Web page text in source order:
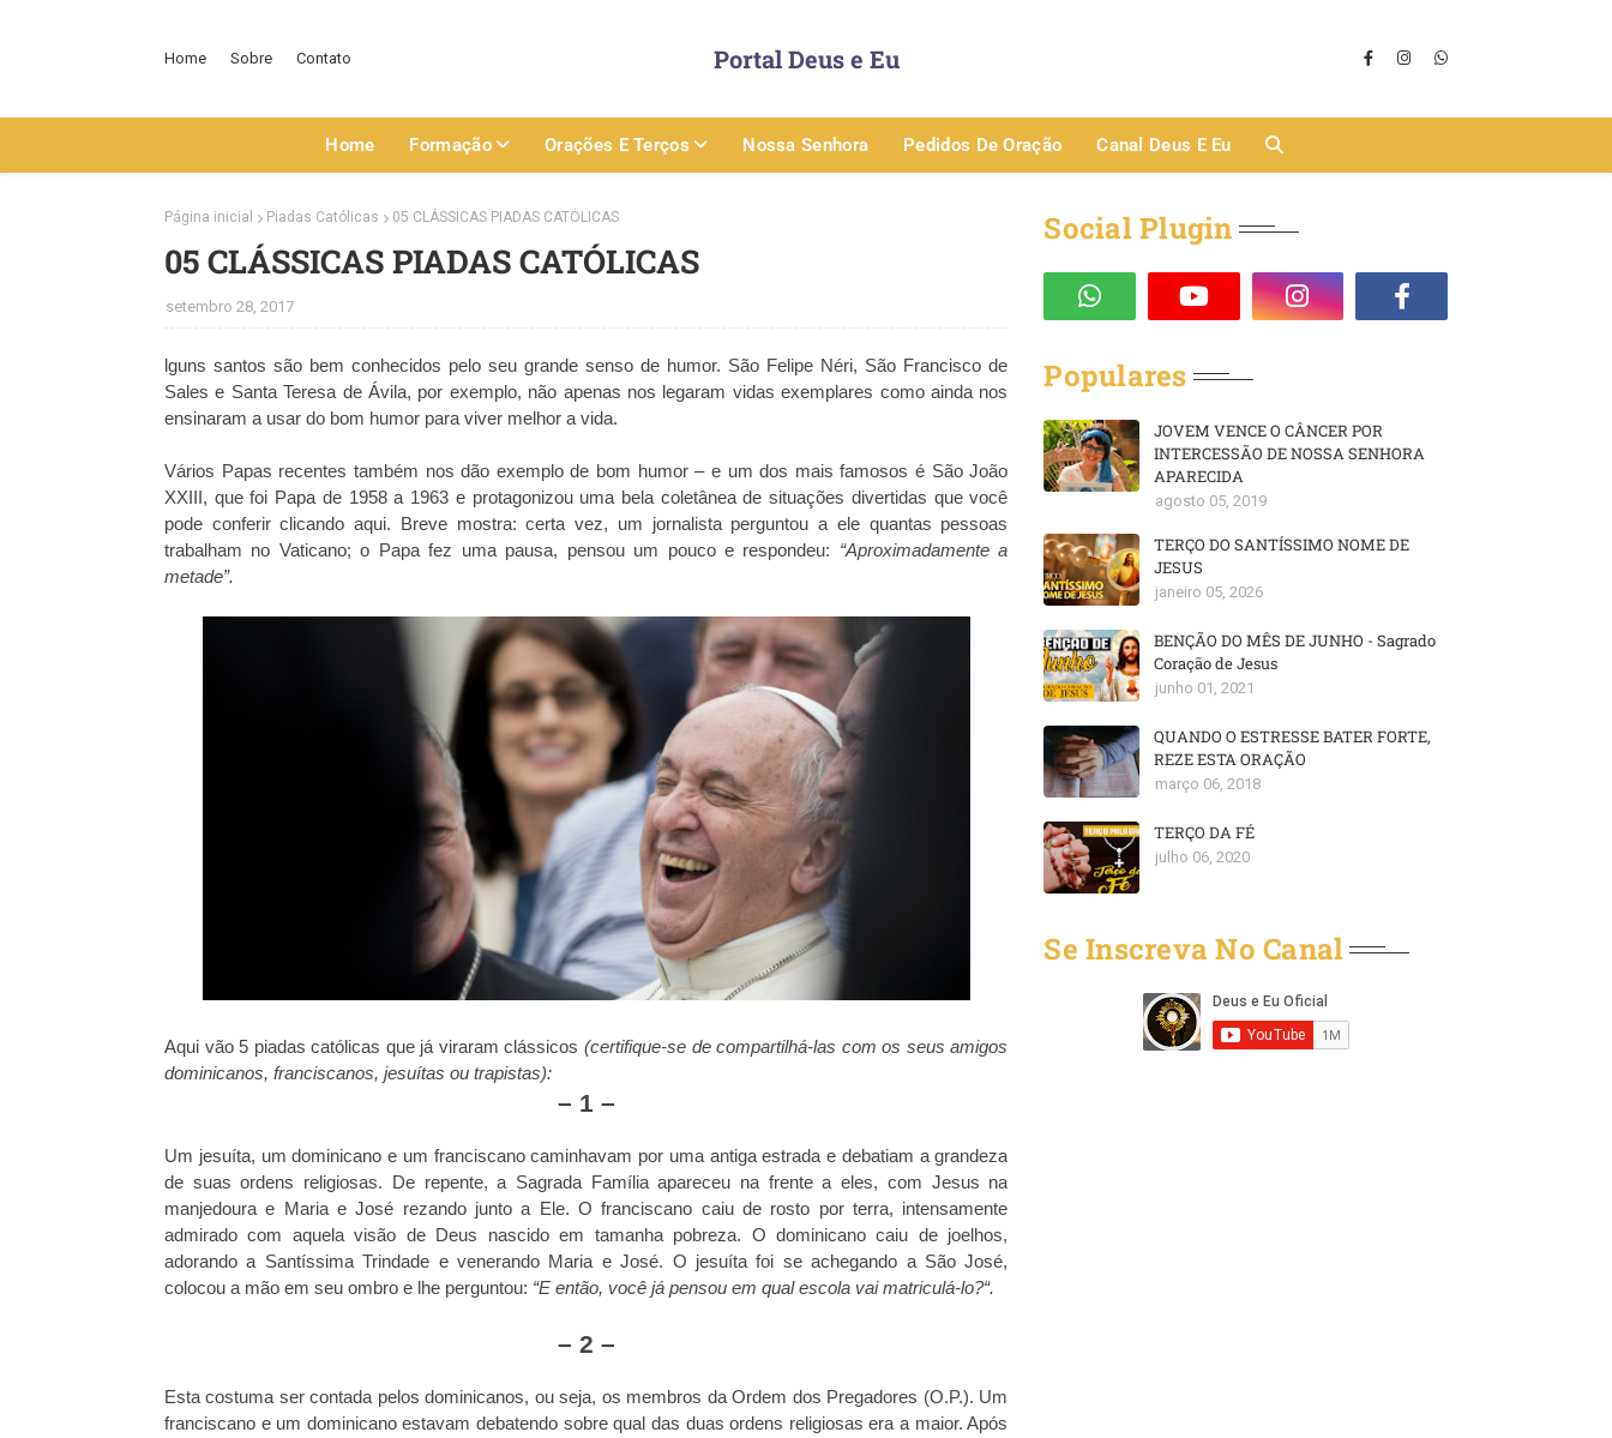
Home Sobre Contato Portal Deus e Eu
Home Formação Orações E Terços Nossa Senhora Pedidos De Oração Canal Deus E Eu
Página inicial Piadas Católicas 05 CLÁSSICAS PIADAS CATÓLICAS
05 CLÁSSICAS PIADAS CATÓLICAS
setembro 28, 2017
lguns santos são bem conhecidos pelo seu grande senso de humor. São Felipe Néri, São Francisco de
Sales e Santa Teresa de Ávila, por exemplo, não apenas nos legaram vidas exemplares como ainda nos
ensinaram a usar do bom humor para viver melhor a vida.
Vários Papas recentes também nos dão exemplo de bom humor – e um dos mais famosos é São João
XXIII, que foi Papa de 1958 a 1963 e protagonizou uma bela coletânea de situações divertidas que você
pode conferir clicando aqui. Breve mostra: certa vez, um jornalista perguntou a ele quantas pessoas
trabalham no Vaticano; o Papa fez uma pausa, pensou um pouco e respondeu: “Aproximadamente a
metade”.
Aqui vão 5 piadas católicas que já viraram clássicos (certifique-se de compartilhá-las com os seus amigos
dominicanos, franciscanos, jesuítas ou trapistas):
– 1 –
Um jesuíta, um dominicano e um franciscano caminhavam por uma antiga estrada e debatiam a grandeza
de suas ordens religiosas. De repente, a Sagrada Família apareceu na frente a eles, com Jesus na
manjedoura e Maria e José rezando junto a Ele. O franciscano caiu de rosto por terra, intensamente
admirado com aquela visão de Deus nascido em tamanha pobreza. O dominicano caiu de joelhos,
adorando a Santíssima Trindade e venerando Maria e José. O jesuíta foi se achegando a São José,
colocou a mão em seu ombro e lhe perguntou: “E então, você já pensou em qual escola vai matriculá-lo?“.
– 2 –
Esta costuma ser contada pelos dominicanos, ou seja, os membros da Ordem dos Pregadores (O.P.). Um
franciscano e um dominicano estavam debatendo sobre qual das duas ordens religiosas era a maior. Após
Social Plugin
Populares
JOVEM VENCE O CÂNCER POR
INTERCESSÃO DE NOSSA SENHORA
APARECIDA
agosto 05, 2019
TERÇO DO SANTÍSSIMO NOME DE
JESUS
janeiro 05, 2026
BENÇÃO DO MÊS DE JUNHO - Sagrado
Coração de Jesus
junho 01, 2021
QUANDO O ESTRESSE BATER FORTE,
REZE ESTA ORAÇÃO
março 06, 2018
TERÇO DA FÉ
julho 06, 2020
Se Inscreva No Canal